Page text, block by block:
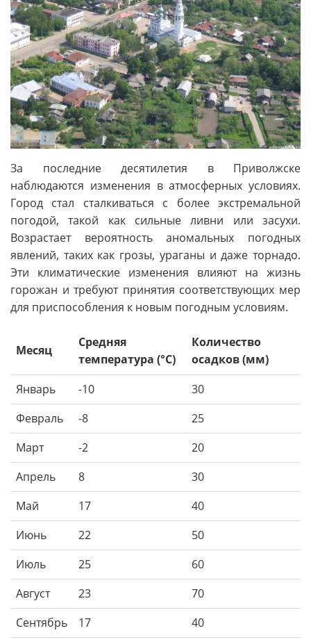
За последние десятилетия в Приволжске
наблюдаются изменения в атмосферных условиях.
Город стал сталкиваться с более экстремальной
погодой, такой как сильные ливни или засухи.
Возрастает вероятность аномальных погодных
явлений, таких как грозы, ураганы и даже торнадо.
Эти климатические изменения влияют на жизнь
горожан и требуют принятия соответствующих мер
для приспособления к новым погодным условиям.
Месяц
Средняя
температура (°C)
Количество
осадков (мм)
Январь
-10
30
Февраль
-8
25
Март
-2
20
Апрель
8
30
Май
17
40
Июнь
22
50
Июль
25
60
Август
23
70
Сентябрь
17
40